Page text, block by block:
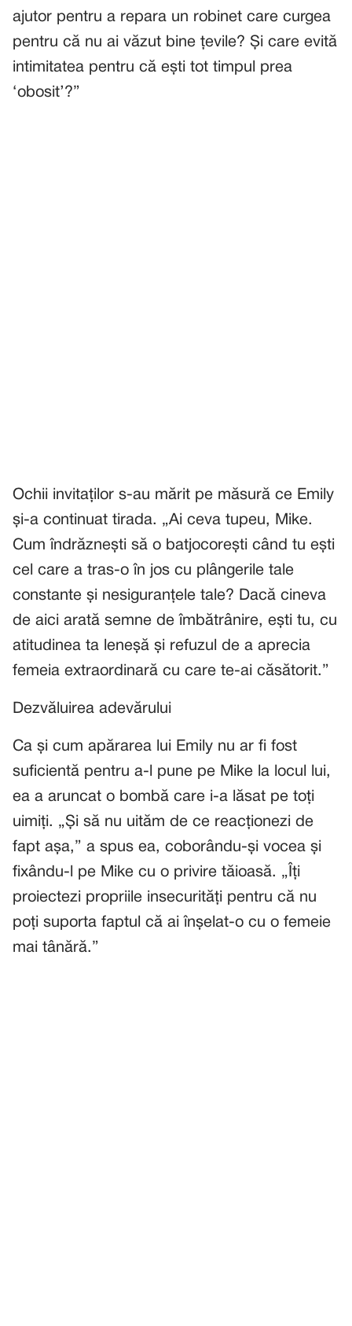
ajutor pentru a repara un robinet care curgea
pentru că nu ai văzut bine țevile? Și care evită
intimitatea pentru că ești tot timpul prea
‘obosit’?”
Ochii invitaților s-au mărit pe măsură ce Emily
și-a continuat tirada. „Ai ceva tupeu, Mike.
Cum îndrăznești să o batjocorești când tu ești
cel care a tras-o în jos cu plângerile tale
constante și nesiguranțele tale? Dacă cineva
de aici arată semne de îmbătrânire, ești tu, cu
atitudinea ta leneșă și refuzul de a aprecia
femeia extraordinară cu care te-ai căsătorit.”
Dezvăluirea adevărului
Ca și cum apărarea lui Emily nu ar fi fost
suficientă pentru a-l pune pe Mike la locul lui,
ea a aruncat o bombă care i-a lăsat pe toți
uimiți. „Și să nu uităm de ce reacționezi de
fapt așa,” a spus ea, coborându-și vocea și
fixându-l pe Mike cu o privire tăioasă. „Îți
proiectezi propriile insecurități pentru că nu
poți suporta faptul că ai înșelat-o cu o femeie
mai tânără.”